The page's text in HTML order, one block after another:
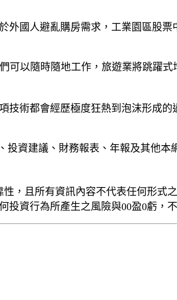
國人避亂購房需求，工業園區股
可以隨時隨地工作，旅遊業將跳躍
技術都會經歷極度狂熱到泡沫形成
資建議、財務報表、年報及其他本
，且所有資訊內容不代表任何形式
資行為所產生之風險與00盈0虧，